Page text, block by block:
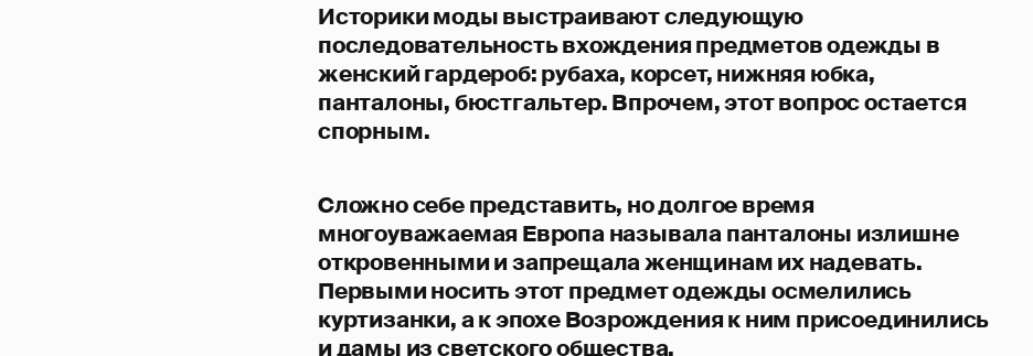
Историки моды выстраивают следующую
последовательность вхождения предметов одежды в
женский гардероб: рубаха, корсет, нижняя юбка,
панталоны, бюстгальтер. Впрочем, этот вопрос остается
спорным.
Сложно себе представить, но долгое время
многоуважаемая Европа называла панталоны излишне
откровенными и запрещала женщинам их надевать.
Первыми носить этот предмет одежды осмелились
куртизанки, а к эпохе Возрождения к ним присоединились
и дамы из светского общества.